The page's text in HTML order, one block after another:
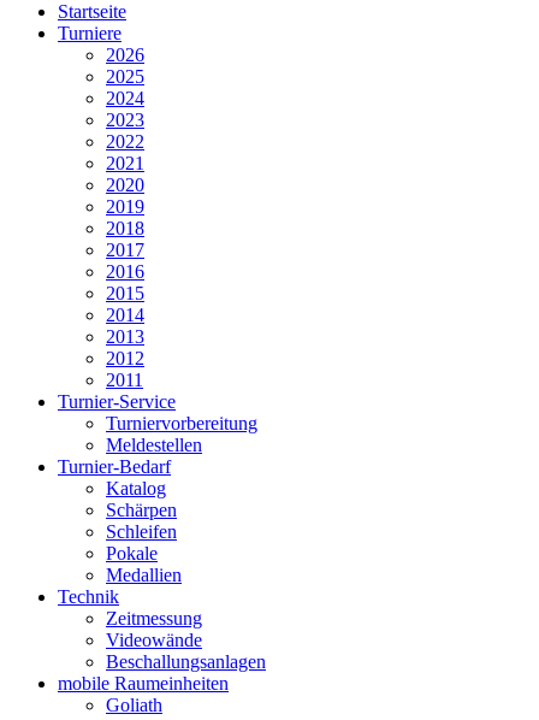
Startseite
Turniere
2026
2025
2024
2023
2022
2021
2020
2019
2018
2017
2016
2015
2014
2013
2012
2011
Turnier-Service
Turniervorbereitung
Meldestellen
Turnier-Bedarf
Katalog
Schärpen
Schleifen
Pokale
Medallien
Technik
Zeitmessung
Videowände
Beschallungsanlagen
mobile Raumeinheiten
Goliath